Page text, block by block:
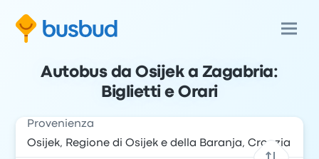
Autobus da Osijek a Zagabria:
Biglietti e Orari
Provenienza